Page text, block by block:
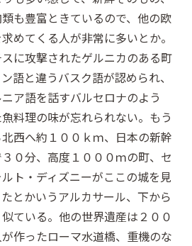
も豊富ときているので、他の欧
めてくる人が非常に多いとか。
に攻撃されたゲルニカのある町
語と違うバスク語が認められ、
ア語を話すバルセロナのよう
料理の味が忘れられない。もう
西へ約１００ｋｍ、日本の新幹
０分、高度１０００ｍの町、セ
ト・ディズニーがここの城を見
とかいうアルカサール、下から
ている。他の世界遺産は２００
作ったローマ水道橋、重機のな